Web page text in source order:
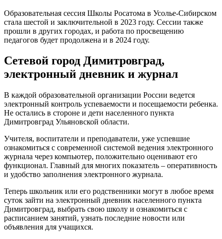
Образовательная сессия Школы Росатома в Усолье-Сибирском
стала шестой и заключительной в 2023 году. Сессии также
прошли в других городах, и работа по просвещению
педагогов будет продолжена и в 2024 году.
Сетевой город Димитровград,
электронный дневник и журнал
В каждой образовательной организации России ведется
электронный контроль успеваемости и посещаемости ребенка.
Не остались в стороне и дети населенного пункта
Димитровград Ульяновской области.
Учителя, воспитатели и преподаватели, уже успевшие
ознакомиться с современной системой ведения электронного
журнала через компьютер, положительно оценивают его
функционал. Главный для многих показатель – оперативность
и удобство заполнения электронного журнала.
Теперь школьник или его родственники могут в любое время
суток зайти на электронный дневник населенного пункта
Димитровград, выбрать свою школу и ознакомиться с
расписанием занятий, узнать последние новости или
объявления для учащихся.